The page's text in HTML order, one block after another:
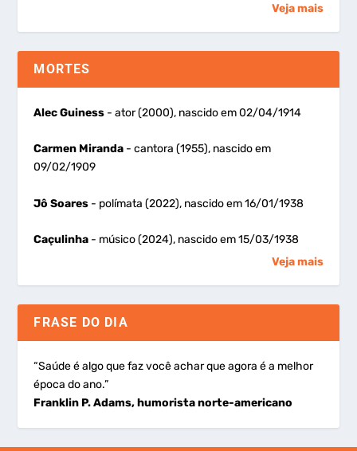
Veja mais
MORTES
Alec Guiness - ator (2000), nascido em 02/04/1914
Carmen Miranda - cantora (1955), nascido em
09/02/1909
Jô Soares - polímata (2022), nascido em 16/01/1938
Caçulinha - músico (2024), nascido em 15/03/1938
Veja mais
FRASE DO DIA
“Saúde é algo que faz você achar que agora é a melhor
época do ano.”
Franklin P. Adams, humorista norte-americano